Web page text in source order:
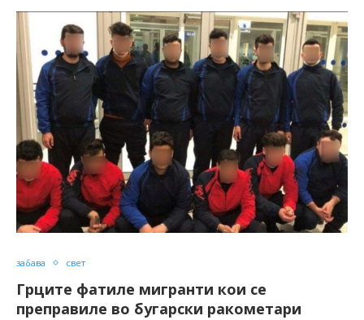
забава свет
Грците фатиле мигранти кои се
преправиле во бугарски ракометари